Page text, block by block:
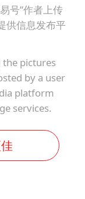
号”作者上传
供信息发布平
the pictures
by a user
platform
services.